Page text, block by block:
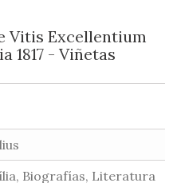
Vitis Excellentium
1817 - Viñetas
Biografías, Literatura